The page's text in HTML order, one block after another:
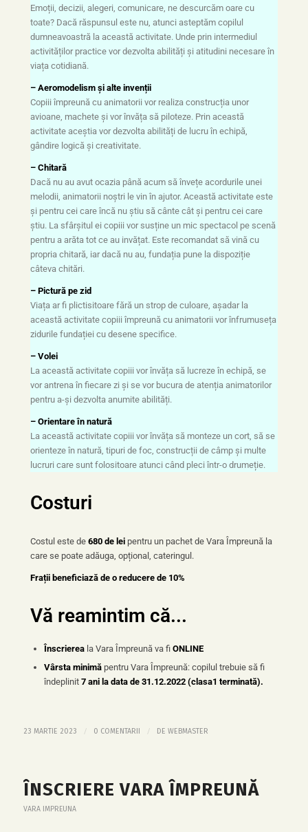
Emoții, decizii, alegeri, comunicare, ne descurcăm oare cu
toate? Dacă răspunsul este nu, atunci asteptăm copilul
dumneavoastră la această activitate. Unde prin intermediul
activităților practice vor dezvolta abilități și atitudini necesare în
viața cotidiană.
– Aeromodelism și alte invenții
Copiii împreună cu animatorii vor realiza construcția unor
avioane, machete și vor învăța să piloteze. Prin această
activitate aceștia vor dezvolta abilități de lucru în echipă,
gândire logică și creativitate.
– Chitară
Dacă nu au avut ocazia până acum să învețe acordurile unei
melodii, animatorii noștri le vin în ajutor. Această activitate este
și pentru cei care încă nu știu să cânte cât și pentru cei care
știu. La sfârșitul ei copiii vor susține un mic spectacol pe scenă
pentru a arăta tot ce au invățat. Este recomandat să vină cu
propria chitară, iar dacă nu au, fundația pune la dispoziție
câteva chitări.
– Pictură pe zid
Viața ar fi plictisitoare fără un strop de culoare, așadar la
această activitate copiii împreună cu animatorii vor înfrumuseța
zidurile fundației cu desene specifice.
– Volei
La această activitate copiii vor învăța să lucreze în echipă, se
vor antrena în fiecare zi și se vor bucura de atenția animatorilor
pentru a-și dezvolta anumite abilități.
– Orientare în natură
La această activitate copiii vor învăța să monteze un cort, să se
orienteze în natură, tipuri de foc, construcții de câmp și multe
lucruri care sunt folositoare atunci când pleci într-o drumeție.
Costuri
Costul este de 680 de leipentru un pachet de Vara Împreună la
care se poate adăuga, opțional, cateringul.
Frații beneficiază de o reducere de 10%
Vă reamintim că...
Înscriereala Vara Împreună va fi ONLINE
Vârsta minimăpentru Vara Împreună: copilul trebuie să fi
îndeplinit 7ani la data de 31.12.2022 (clasa1 terminată).
23 MARTIE 2023 / 0 COMENTARII / DE WEBMASTER
ÎNSCRIERE VARA ÎMPREUNĂ
VARA IMPREUNA